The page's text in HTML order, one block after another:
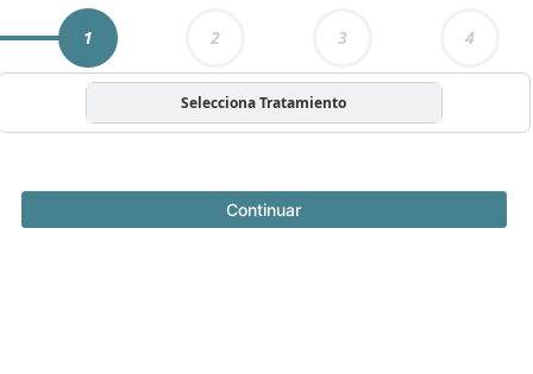
1 2 3 4
Selecciona Tratamiento
Continuar